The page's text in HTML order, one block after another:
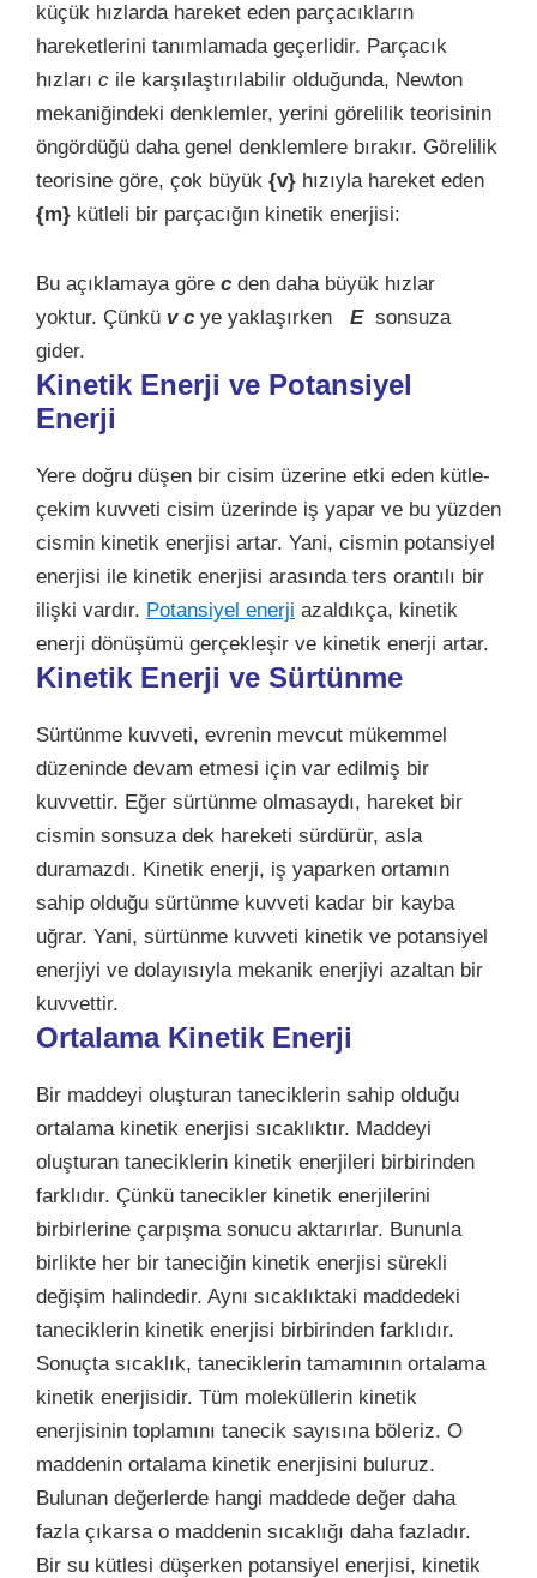
küçük hızlarda hareket eden parçacıkların
hareketlerini tanımlamada geçerlidir. Parçacık
hızları c ile karşılaştırılabilir olduğunda, Newton
mekaniğindeki denklemler, yerini görelilik teorisinin
öngördüğü daha genel denklemlere bırakır. Görelilik
teorisine göre, çok büyük {v} hızıyla hareket eden
{m} kütleli bir parçacığın kinetik enerjisi:
Bu açıklamaya göre c den daha büyük hızlar
yoktur. Çünkü v c ye yaklaşırken Esonsuza
gider.
Kinetik Enerji ve Potansiyel
Enerji
Yere doğru düşen bir cisim üzerine etki eden kütle-
çekim kuvveti cisim üzerinde iş yapar ve bu yüzden
cismin kinetik enerjisi artar. Yani, cismin potansiyel
enerjisi ile kinetik enerjisi arasında ters orantılı bir
ilişki vardır. Potansiyel enerji azaldıkça, kinetik
enerji dönüşümü gerçekleşir ve kinetik enerji artar.
Kinetik Enerji ve Sürtünme
Sürtünme kuvveti, evrenin mevcut mükemmel
düzeninde devam etmesi için var edilmiş bir
kuvvettir. Eğer sürtünme olmasaydı, hareket bir
cismin sonsuza dek hareketi sürdürür, asla
duramazdı. Kinetik enerji, iş yaparken ortamın
sahip olduğu sürtünme kuvveti kadar bir kayba
uğrar. Yani, sürtünme kuvveti kinetik ve potansiyel
enerjiyi ve dolayısıyla mekanik enerjiyi azaltan bir
kuvvettir.
Ortalama Kinetik Enerji
Bir maddeyi oluşturan taneciklerin sahip olduğu
ortalama kinetik enerjisi sıcaklıktır. Maddeyi
oluşturan taneciklerin kinetik enerjileri birbirinden
farklıdır. Çünkü tanecikler kinetik enerjilerini
birbirlerine çarpışma sonucu aktarırlar. Bununla
birlikte her bir taneciğin kinetik enerjisi sürekli
değişim halindedir. Aynı sıcaklıktaki maddedeki
taneciklerin kinetik enerjisi birbirinden farklıdır.
Sonuçta sıcaklık, taneciklerin tamamının ortalama
kinetik enerjisidir. Tüm moleküllerin kinetik
enerjisinin toplamını tanecik sayısına böleriz. O
maddenin ortalama kinetik enerjisini buluruz.
Bulunan değerlerde hangi maddede değer daha
fazla çıkarsa o maddenin sıcaklığı daha fazladır.
Bir su kütlesi düşerken potansiyel enerjisi, kinetik